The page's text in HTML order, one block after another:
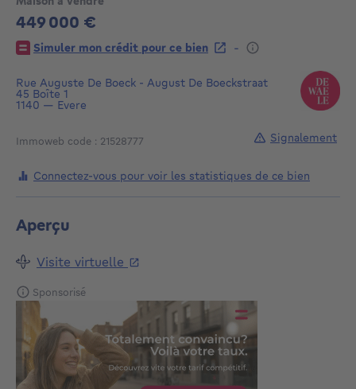
449 000 €
449000€
Simuler mon crédit pour ce bien -
Rue Auguste De Boeck - August De Boeckstraat
45 Boîte 1
1140 — Evere
Immoweb code : 21528777
Connectez-vous pour voir les statistiques de ce bien
Signalement
Aperçu
Visite virtuelle
Sponsorisé